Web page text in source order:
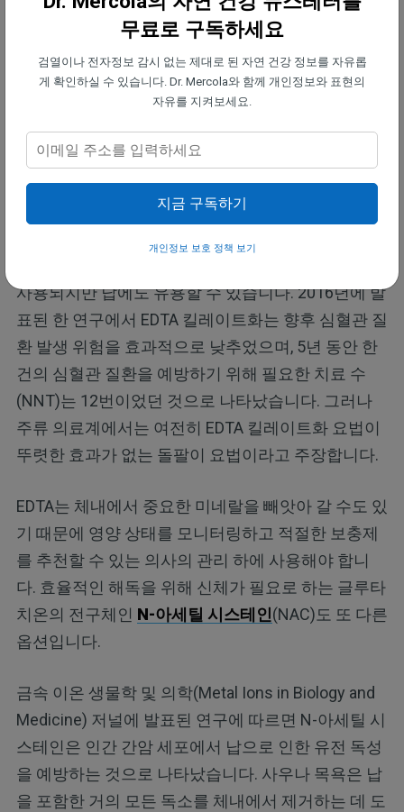
EDTA를 이용한 킬레이트화 요법은 납 배출
만약 여러분의 납 수치가 높은 경우, 납을 제거하는
과정에서 더 많은 해를 끼치지 않고 제거할 수 있는
자격을 갖춘 의료 전문가와 협력하여 신중하게 대처
해야 합니다. 한 가지 옵션은 칼슘 및 일부 중금속과
결합하는 에데테이트 디소디움(EDTA)을 사용하는 킬
사용되지만 납에도 유용할 수 있습니다. 2016년에 발
표된 한 연구에서 EDTA 킬레이트화는 향후 심혈관 질
환 발생 위험을 효과적으로 낮추었으며, 5년 동안 한
건의 심혈관 질환을 예방하기 위해 필요한 치료 수
(NNT)는 12번이었던 것으로 나타났습니다. 그러나
주류 의료계에서는 여전히 EDTA 킬레이트화 요법이
뚜렷한 효과가 없는 돌팔이 요법이라고 주장합니다.
EDTA는 체내에서 중요한 미네랄을 빼앗아 갈 수도 있
기 때문에 영양 상태를 모니터링하고 적절한 보충제
를 추천할 수 있는 의사의 관리 하에 사용해야 합니
다. 효율적인 해독을 위해 신체가 필요로 하는 글루타
치온의 전구체인 N-아세틸 시스테인(NAC)도 또 다른
옵션입니다.
금속 이온 생물학 및 의학(Metal Ions in Biology and
Medicine) 저널에 발표된 연구에 따르면 N-아세틸 시
스테인은 인간 간암 세포에서 납으로 인한 유전 독성
을 예방하는 것으로 나타났습니다. 사우나 목욕은 납
을 포함한 거의 모든 독소를 체내에서 제거하는 데 도
무료로 구독하세요
검열이나 전자정보 감시 없는 제대로 된 자연 건강 정보를 자유롭
게 확인하실 수 있습니다. Dr. Mercola와 함께 개인정보와 표현의
자유를 지켜보세요.
지금 구독하기
개인정보 보호 정책 보기